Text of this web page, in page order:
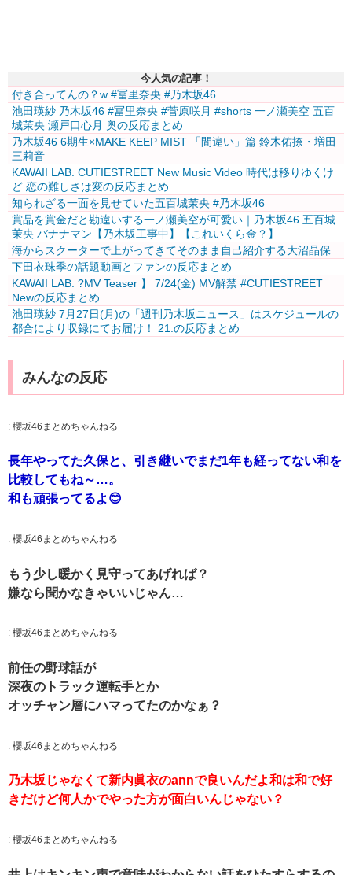
今人気の記事！
付き合ってんの？w #冨里奈央 #乃木坂46
池田瑛紗 乃木坂46 #冨里奈央 #菅原咲月 #shorts 一ノ瀬美空 五百
城茉央 瀬戸口心月 奥の反応まとめ
乃木坂46 6期生×MAKE KEEP MIST 「間違い」篇 鈴木佑捺・増田
三莉音
KAWAII LAB. CUTIESTREET New Music Video 時代は移りゆくけ
ど 恋の難しさは変の反応まとめ
知られざる一面を見せていた五百城茉央 #乃木坂46
賞品を賞金だと勘違いする一ノ瀬美空が可愛い｜乃木坂46 五百城
茉央 バナナマン【乃木坂工事中】【これいくら金？】
海からスクーターで上がってきてそのまま自己紹介する大沼晶保
下田衣珠季の話題動画とファンの反応まとめ
KAWAII LAB. ?MV Teaser️‍ 】 7/24(金) MV解禁 #CUTIESTREET
Newの反応まとめ
池田瑛紗 7月27日(月)の「週刊乃木坂ニュース」はスケジュールの
都合により収録にてお届け！ 21:の反応まとめ
みんなの反応
: 櫻坂46まとめちゃんねる
長年やってた久保と、引き継いでまだ1年も経ってない和を
比較してもね～…。
和も頑張ってるよ😊
: 櫻坂46まとめちゃんねる
もう少し暖かく見守ってあげれば？
嫌なら聞かなきゃいいじゃん…
: 櫻坂46まとめちゃんねる
前任の野球話が
深夜のトラック運転手とか
オッチャン層にハマってたのかなぁ？
: 櫻坂46まとめちゃんねる
乃木坂じゃなくて新内眞衣のannで良いんだよ和は和で好
きだけど何人かでやった方が面白いんじゃない？
: 櫻坂46まとめちゃんねる